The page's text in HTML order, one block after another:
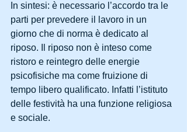
In sintesi: è necessario l’accordo tra le
parti per prevedere il lavoro in un
giorno che di norma è dedicato al
riposo. Il riposo non è inteso come
ristoro e reintegro delle energie
psicofisiche ma come fruizione di
tempo libero qualificato. Infatti l’istituto
delle festività ha una funzione religiosa
e sociale.